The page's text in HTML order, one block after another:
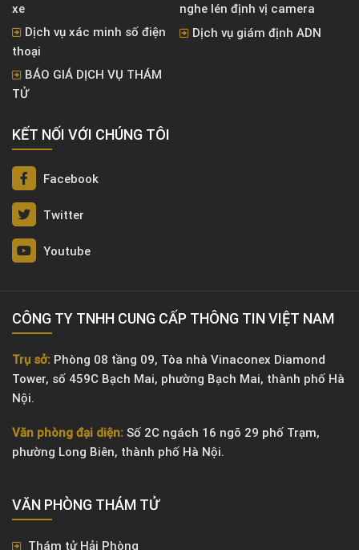
xe
nghe lén định vị camera
Dịch vụ xác minh số điện
thoại
Dịch vụ giám định ADN
BÁO GIÁ DỊCH VỤ THÁM
TỬ
KẾT NỐI VỚI CHÚNG TÔI
Facebook
Twitter
Youtube
CÔNG TY TNHH CUNG CẤP THÔNG TIN VIỆT NAM
Trụ sở: Phòng 08 tầng 09, Tòa nhà Vinaconex Diamond
Tower, số 459C Bạch Mai, phường Bạch Mai, thành phố Hà
Nội.
Văn phòng đại diện: Số 2C ngách 16 ngõ 29 phố Trạm,
phường Long Biên, thành phố Hà Nội.
VĂN PHÒNG ​THÁM TỬ
Thám tử Hải Phòng